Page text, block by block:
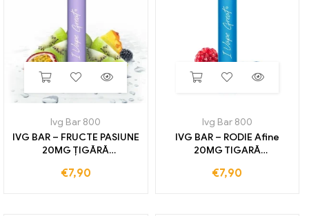
Ivg Bar 800
IVG BAR – FRUCTE PASIUNE
20MG ȚIGĂRĂ
UTILIZARE 800 TRENURI
€7,90
Ivg Bar 800
IVG BAR – RODIE Afine
20MG TIGARĂ
UTILIZARE 800 TRENURI
€7,90